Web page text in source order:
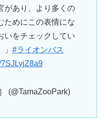
があり、より多くの
ためにこの表情にな
いをチェックしてい
#ライオンバス
(@TamaZooPark)